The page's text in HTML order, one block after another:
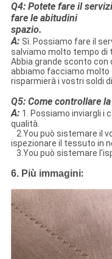
Q4: Potete fare il
fare le abitudini
spazio.
A: Sì. Possiamo fare il
salviamo molto tempo di
Abbia grande sconto con
abbiamo facciamo molto
risparmierà i vostri soldi
Q5: Come controllare
A: 1. Possiamo inviargli i
qualità.
2.You può sistemare il
ispezionare il tessuto in
3.You può sistemare
6. Più immagini: